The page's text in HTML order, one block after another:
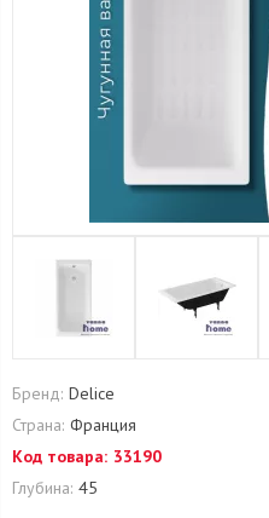
Бренд: Delice
Страна: Франция
Код товара: 33190
Глубина: 45